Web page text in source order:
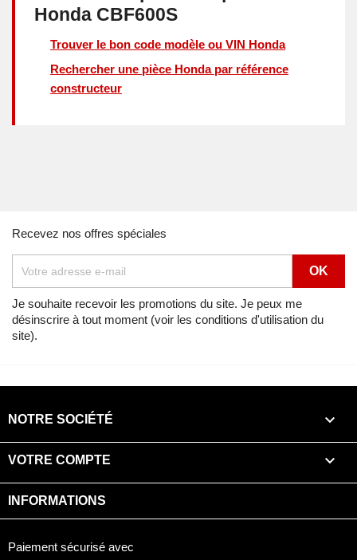
Honda CBF600S
Trouver le bon code modèle ou VIN Honda
Rechercher une pièce Honda par référence
constructeur
Recevez nos offres spéciales
Je souhaite recevoir les promotions du site. Je peux me
désinscrire à tout moment (voir les conditions d'utilisation du
site).
NOTRE SOCIÉTÉ 
VOTRE COMPTE 
INFORMATIONS
Paiement sécurisé avec